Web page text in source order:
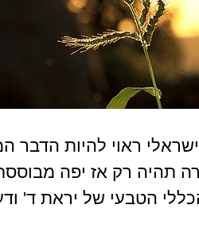
ראוי להיות
תהיה רק אז יפה
הטבעי של יראת ד'